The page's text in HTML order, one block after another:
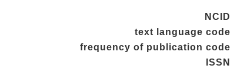
NCID
text language code
frequency of publication code
ISSN